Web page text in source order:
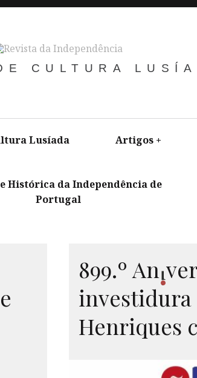
CULTURA
Lusíada Artigos +
Histórica da Independência de
Portugal
899.º Ani
investidura
Henriques